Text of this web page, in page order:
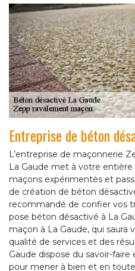
Entreprise de béton
L’entreprise de maçonnerie
La Gaude met à votre entière
maçons expérimentés et
de création de béton
recommandé de confier vos
pose béton désactivé à La
maçon à La Gaude, qui saura
qualité de services et des
Gaude dispose du savoir-
pour mener à bien et en